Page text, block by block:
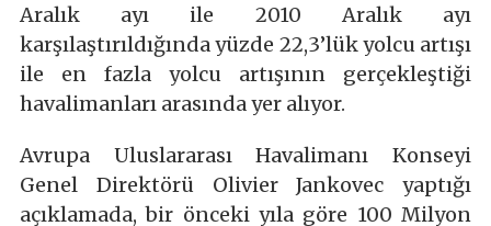
Aralık ayı ile 2010 Aralık ayı
karşılaştırıldığında yüzde 22,3’lük yolcu artışı
ile en fazla yolcu artışının gerçekleştiği
havalimanları arasında yer alıyor.
Avrupa Uluslararası Havalimanı Konseyi
Genel Direktörü Olivier Jankovec yaptığı
açıklamada, bir önceki yıla göre 100 Milyon